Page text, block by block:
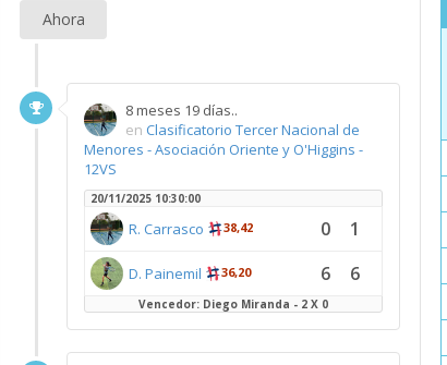
Ahora
8 meses 19 días..
en Clasificatorio Tercer Nacional de
Menores - Asociación Oriente y O'Higgins -
12VS
20/11/2025 10:30:00
R. Carrasco 38,42 0 1
D. Painemil 36,20 6 6
Vencedor: Diego Miranda - 2 X 0